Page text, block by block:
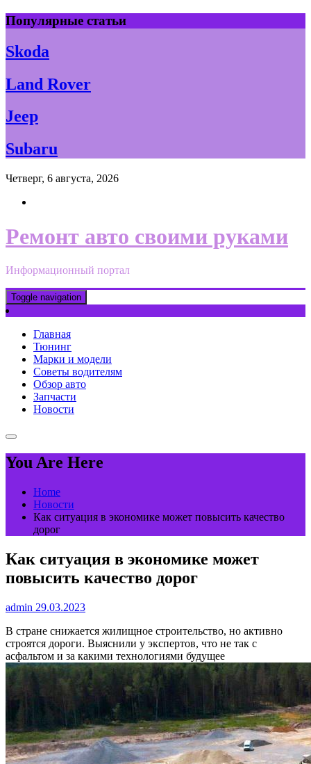
Skip
to
content
Популярные статьи
Skoda
Land Rover
Jeep
Subaru
Четверг, 6 августа, 2026
Ремонт авто своими руками
Информационный портал
Toggle navigation
Главная
Тюнинг
Марки и модели
Советы водителям
Обзор авто
Запчасти
Новости
You Are Here
Home
Новости
Как ситуация в экономике может повысить качество
дорог
Как ситуация в экономике может
повысить качество дорог
admin 29.03.2023
В стране снижается жилищное строительство, но активно
строятся дороги. Выяснили у экспертов, что не так с
асфальтом и за какими технологиями будущее